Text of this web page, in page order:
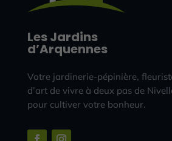
Les Jardins
d’Arquennes
Votre jardinerie-pépinière,
d’art de vivre à deux pas de
pour cultiver votre bonheur.